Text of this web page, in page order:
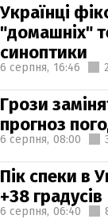
Українці
"домашніх"
синоптики
6 серпня, 16:46
Грози
прогноз
6 серпня, 08:00
Пік спеки в
+38 градусів
6 серпня, 06:40